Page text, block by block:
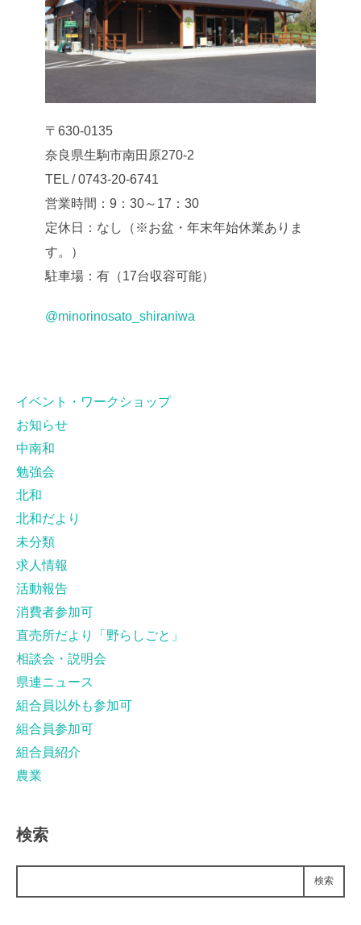
〒630-0135
奈良県生駒市南田原270-2
TEL / 0743-20-6741
営業時間：9：30～17：30
定休日：なし（※お盆・年末年始休業ありま
す。）
駐車場：有（17台収容可能）
@minorinosato_shiraniwa
イベント・ワークショップ
お知らせ
中南和
勉強会
北和
北和だより
未分類
求人情報
活動報告
消費者参加可
直売所だより「野らしごと」
相談会・説明会
県連ニュース
組合員以外も参加可
組合員参加可
組合員紹介
農業
検索
検索